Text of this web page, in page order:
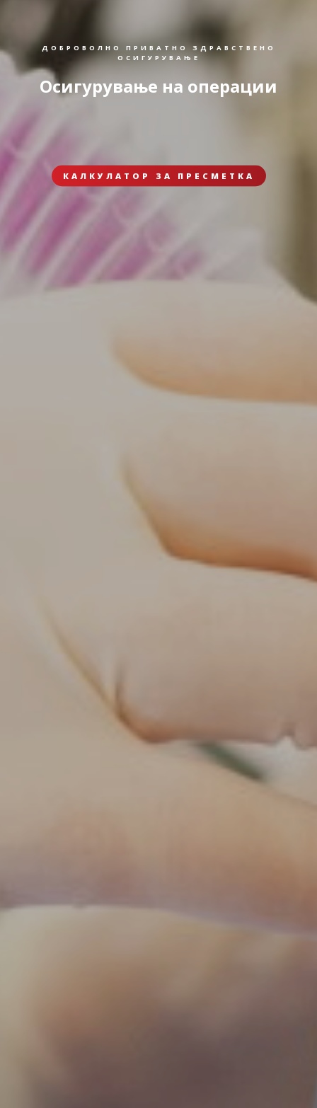
ДОБРОВОЛНО ПРИВАТНО ЗДРАВСТВЕНО
ОСИГУРУВАЊЕ
Осигурување на операции
КАЛКУЛАТОР ЗА ПРЕСМЕТКА